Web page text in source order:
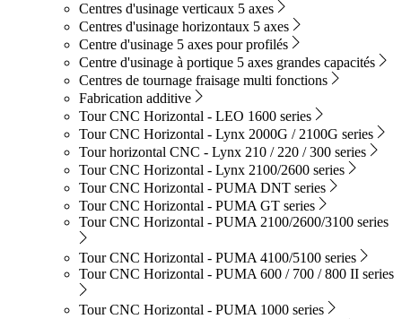
Centres d'usinage verticaux 5 axes
Centres d'usinage horizontaux 5 axes
Centre d'usinage 5 axes pour profilés
Centre d'usinage à portique 5 axes grandes capacités
Centres de tournage fraisage multi fonctions
Fabrication additive
Tour CNC Horizontal - LEO 1600 series
Tour CNC Horizontal - Lynx 2000G / 2100G series
Tour horizontal CNC - Lynx 210 / 220 / 300 series
Tour CNC Horizontal - Lynx 2100/2600 series
Tour CNC Horizontal - PUMA DNT series
Tour CNC Horizontal - PUMA GT series
Tour CNC Horizontal - PUMA 2100/2600/3100 series
Tour CNC Horizontal - PUMA 4100/5100 series
Tour CNC Horizontal - PUMA 600 / 700 / 800 II series
Tour CNC Horizontal - PUMA 1000 series